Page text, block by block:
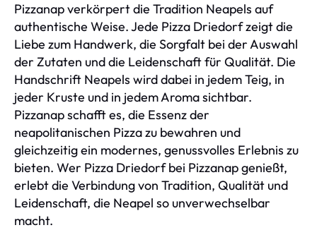
Pizzanap verkörpert die Tradition Neapels auf
authentische Weise. Jede Pizza Driedorf zeigt die
Liebe zum Handwerk, die Sorgfalt bei der Auswahl
der Zutaten und die Leidenschaft für Qualität. Die
Handschrift Neapels wird dabei in jedem Teig, in
jeder Kruste und in jedem Aroma sichtbar.
Pizzanap schafft es, die Essenz der
neapolitanischen Pizza zu bewahren und
gleichzeitig ein modernes, genussvolles Erlebnis zu
bieten. Wer Pizza Driedorf bei Pizzanap genießt,
erlebt die Verbindung von Tradition, Qualität und
Leidenschaft, die Neapel so unverwechselbar
macht.